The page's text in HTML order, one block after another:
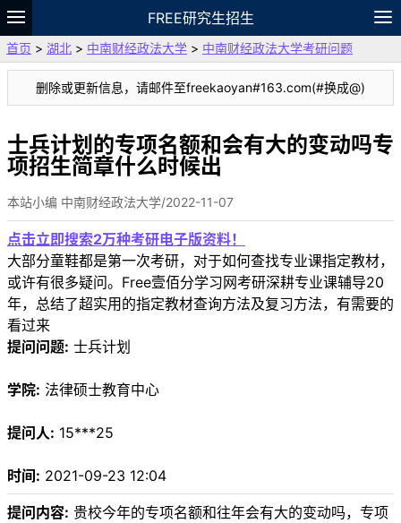
FREE研究生招生
题库
故事 专题 APP 笔记
论坛
VIP
资料
首页 > 湖北 > 中南财经政法大学 > 中南财经政法大学考研问题
删除或更新信息，请邮件至freekaoyan#163.com(#换成@)
士兵计划的专项名额和会有大的变动吗专
项招生简章什么时候出
本站小编 中南财经政法大学/2022-11-07
点击立即搜索2万种考研电子版资料！
大部分童鞋都是第一次考研，对于如何查找专业课指定教材，
或许有很多疑问。Free壹佰分学习网考研深耕专业课辅导20
年，总结了超实用的指定教材查询方法及复习方法，有需要的
看过来
提问问题: 士兵计划
学院: 法律硕士教育中心
提问人: 15***25
时间: 2021-09-23 12:04
提问内容: 贵校今年的专项名额和往年会有大的变动吗，专项